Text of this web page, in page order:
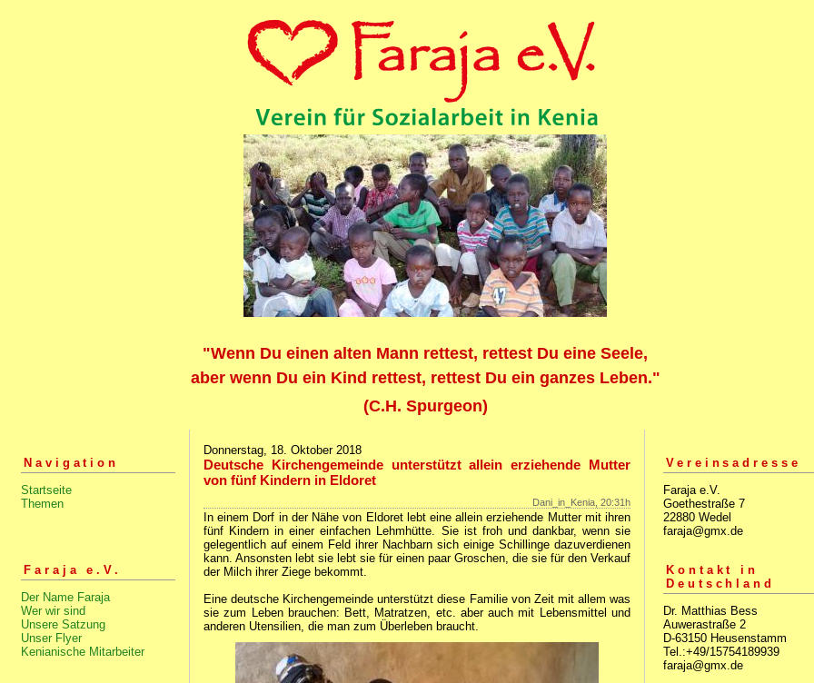
"Wenn Du einen alten Mann rettest, rettest Du eine Seele,
aber wenn Du ein Kind rettest, rettest Du ein ganzes Leben."
(C.H. Spurgeon)
Navigation
Startseite
Themen
Faraja e.V.
Der Name Faraja
Wer wir sind
Unsere Satzung
Unser Flyer
Kenianische Mitarbeiter
Donnerstag, 18. Oktober 2018
Deutsche Kirchengemeinde unterstützt allein erziehende Mutter
von fünf Kindern in Eldoret
Dani_in_Kenia, 20:31h
In einem Dorf in der Nähe von Eldoret lebt eine allein erziehende Mutter mit ihren
fünf Kindern in einer einfachen Lehmhütte. Sie ist froh und dankbar, wenn sie
gelegentlich auf einem Feld ihrer Nachbarn sich einige Schillinge dazuverdienen
kann. Ansonsten lebt sie lebt sie für einen paar Groschen, die sie für den Verkauf
der Milch ihrer Ziege bekommt.
Eine deutsche Kirchengemeinde unterstützt diese Familie von Zeit mit allem was
sie zum Leben brauchen: Bett, Matratzen, etc. aber auch mit Lebensmittel und
anderen Utensilien, die man zum Überleben braucht.
Vereinsadresse
Faraja e.V.
Goethestraße 7
22880 Wedel
faraja@gmx.de
Kontakt in
Deutschland
Dr. Matthias Bess
Auwerastraße 2
D-63150 Heusenstamm
Tel.:+49/15754189939
faraja@gmx.de